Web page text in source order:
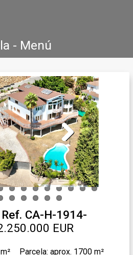
- Menú
Venta Alquiler
Testimonios
Next
CA-H-1914-
EUR
Parcela: aprox. 1700 m²